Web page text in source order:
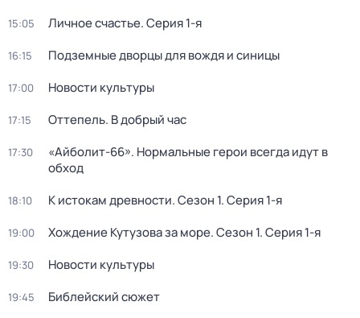
15:05 Личное счастье. Серия 1-я
16:15 Подземные дворцы для вождя и синицы
17:00 Новости культуры
17:15 Оттепель. В добрый час
17:30
«Айболит-66». Нормальные герои всегда идут в
обход
18:10 К истокам древности. Сезон 1. Серия 1-я
19:00 Хождение Кутузова за море. Сезон 1. Серия 1-я
19:30 Новости культуры
19:45 Библейский сюжет